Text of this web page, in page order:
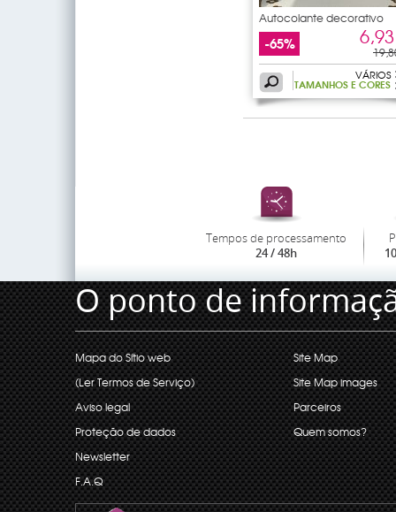
Autocolante decorativo
futebol
-65%
VÁRIOS
TAMANHOS E CORES
Tempos de processamento
24 / 48h
O ponto de
Mapa do Sítio web
(Ler Termos de Serviço)
Aviso legal
Proteção de dados
Newsletter
F.A.Q
Site Map
Site Map images
Parceiros
Quem somos?